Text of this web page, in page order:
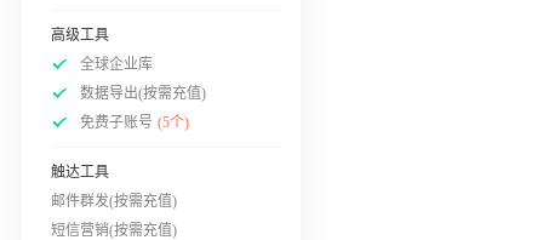
高级工具
全球企业库
数据导出(按需充值)
免费子账号 (5个)
触达工具
邮件群发(按需充值)
短信营销(按需充值)